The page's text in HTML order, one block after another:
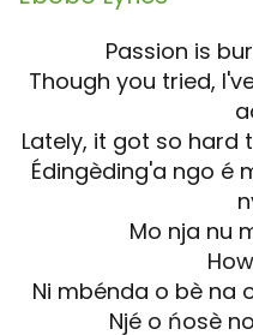
Passion is
Though you tried,
Lately, it got so hard
Édingèding'a ngo é
Mo nja nu
Ni mbénda o bè na
Njé o ńosè